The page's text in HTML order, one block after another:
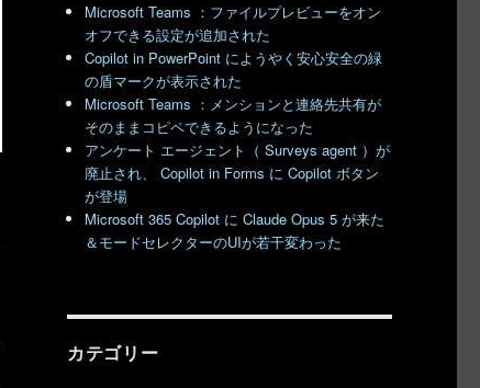
Microsoft Teams ：ファイルプレビューをオン
オフできる設定が追加された
Copilot in PowerPoint にようやく安心安全の緑
の盾マークが表示された
Microsoft Teams ：メンションと連絡先共有が
そのままコピペできるようになった
アンケート エージェント（ Surveys agent ）が
廃止され、 Copilot in Forms に Copilot ボタン
が登場
Microsoft 365 Copilot に Claude Opus 5 が来た
＆モードセレクターのUIが若干変わった
カテゴリー